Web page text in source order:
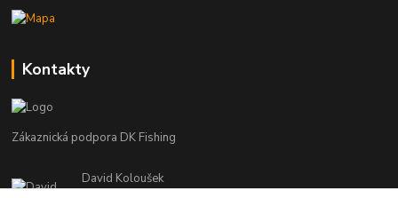
Kontakty
Zákaznická podpora DK Fishing
David Koloušek